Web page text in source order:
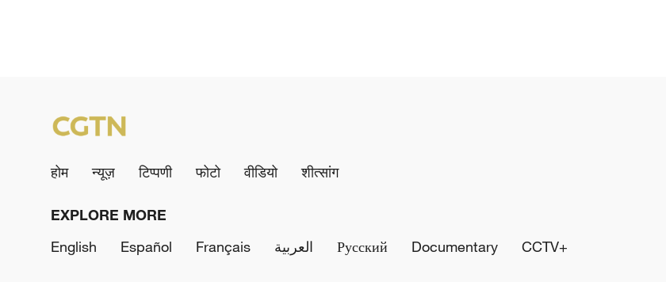
होम न्यूज़ टिप्पणी फोटो वीडियो शीत्सांग
EXPLORE MORE
English
Español Français العربية Русский Documentary CCTV+